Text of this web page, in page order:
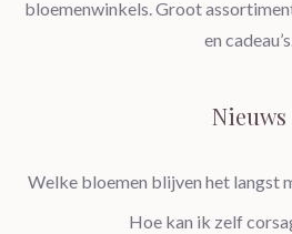
bloemenwinkels. Groot
en
Nieuws
Welke bloemen blijven het langst
Hoe kan ik zelf